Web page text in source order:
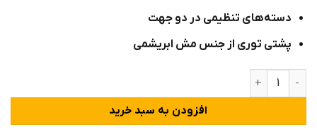
دسته‌های تنظیمی در دو جهت
پشتی توری از جنس مش ابریشمی
صندلی کارشناسی اروند مدل ۸۰۱۴ عدد
افزودن به سبد خرید